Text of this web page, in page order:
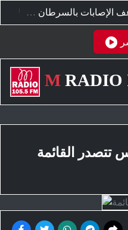
تحذير من تضاعف الإصابات بالسرطان عالميا بهذا التوقيت
M RADIO
تتصدر القائمة